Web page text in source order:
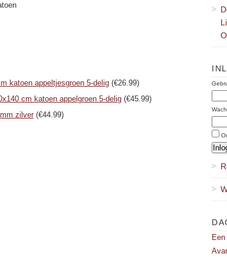
katoen appeltjesgroen 5-delig (€26.99)
cm katoen appelgroen 5-delig (€45.99)
zilver (€44.99)